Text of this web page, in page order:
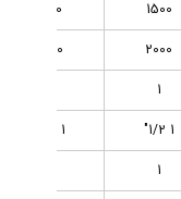
1500
1690
2000
2000
1
1 1/2"
1 1/2"
1